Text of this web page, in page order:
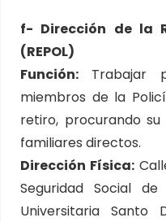
f- Dirección de la
(REPOL)
Función: Trabajar
miembros de la
retiro, procurando
familiares directos.
Dirección Física:
Seguridad Social
Universitaria Santo